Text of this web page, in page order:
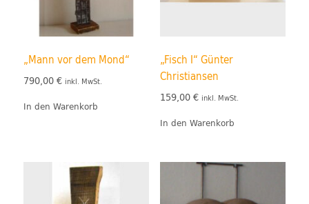
„Mann vor dem Mond“
790,00€ inkl. MwSt.
In den Warenkorb
„Fisch I“ Günter
Christiansen
159,00 € inkl. MwSt.
In den Warenkorb